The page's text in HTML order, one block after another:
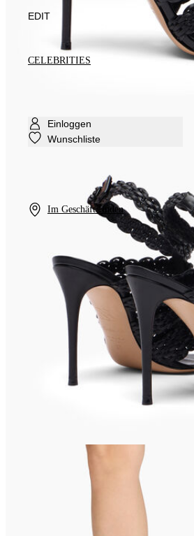
EDIT
CELEBRITIES
Einloggen
Wunschliste
Im Geschäft finden